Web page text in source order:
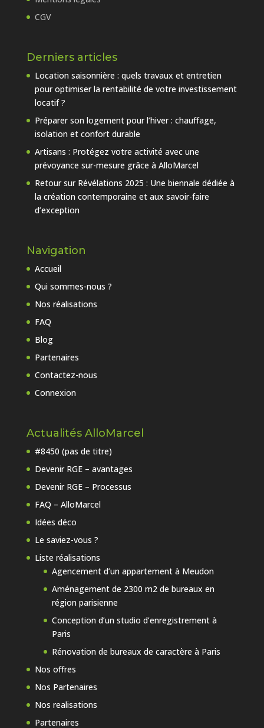
CGV
Derniers articles
Location saisonnière : quels travaux et entretien
pour optimiser la rentabilité de votre investissement
locatif ?
Préparer son logement pour l’hiver : chauffage,
isolation et confort durable
Artisans : Protégez votre activité avec une
prévoyance sur-mesure grâce à AlloMarcel
Retour sur Révélations 2025 : Une biennale dédiée à
la création contemporaine et aux savoir-faire
d’exception
Navigation
Accueil
Qui sommes-nous ?
Nos réalisations
FAQ
Blog
Partenaires
Contactez-nous
Connexion
Actualités AlloMarcel
#8450 (pas de titre)
Devenir RGE – avantages
Devenir RGE – Processus
FAQ – AlloMarcel
Idées déco
Le saviez-vous ?
Liste réalisations
Agencement d’un appartement à Meudon
Aménagement de 2300 m2 de bureaux en
région parisienne
Conception d’un studio d’enregistrement à
Paris
Rénovation de bureaux de caractère à Paris
Nos offres
Nos Partenaires
Nos realisations
Partenaires